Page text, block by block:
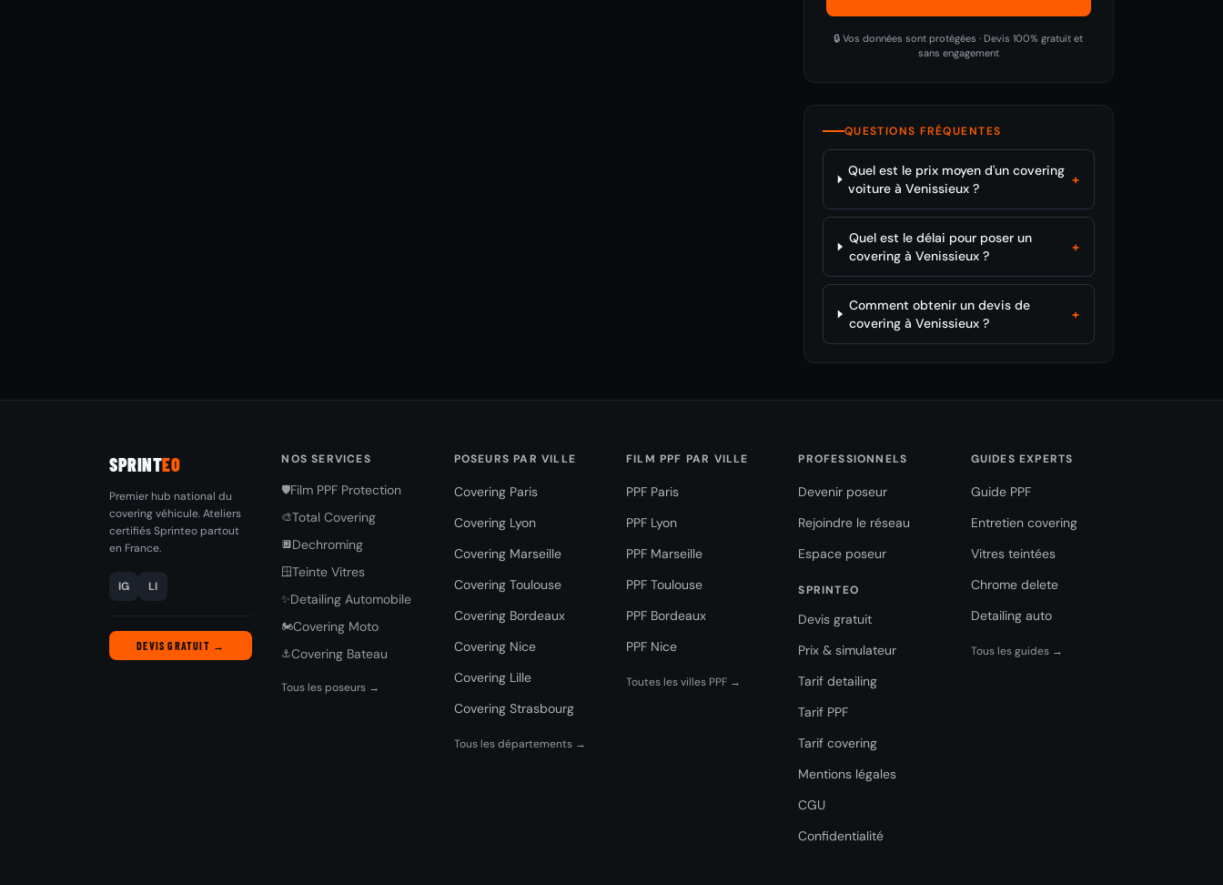
🔒 Vos données sont protégées · Devis 100% gratuit et
sans engagement
QUESTIONS FRÉQUENTES
Quel est le prix moyen d'un covering
voiture à Venissieux ?
+
Quel est le délai pour poser un
covering à Venissieux ?
+
Comment obtenir un devis de
covering à Venissieux ?
+
SPRINTEO
Premier hub national du
covering véhicule. Ateliers
certifiés Sprinteo partout
en France.
IG LI
DEVIS GRATUIT →
NOS SERVICES
🛡️Film PPF Protection
🎨Total Covering
🔲Dechroming
🪟Teinte Vitres
✨Detailing Automobile
🏍️Covering Moto
⚓Covering Bateau
Tous les poseurs →
POSEURS PAR VILLE
Covering Paris
Covering Lyon
Covering Marseille
Covering Toulouse
Covering Bordeaux
Covering Nice
Covering Lille
Covering Strasbourg
Tous les départements →
FILM PPF PAR VILLE
PPF Paris
PPF Lyon
PPF Marseille
PPF Toulouse
PPF Bordeaux
PPF Nice
Toutes les villes PPF →
PROFESSIONNELS
Devenir poseur
Rejoindre le réseau
Espace poseur
SPRINTEO
Devis gratuit
Prix & simulateur
Tarif detailing
Tarif PPF
Tarif covering
Mentions légales
CGU
Confidentialité
GUIDES EXPERTS
Guide PPF
Entretien covering
Vitres teintées
Chrome delete
Detailing auto
Tous les guides →